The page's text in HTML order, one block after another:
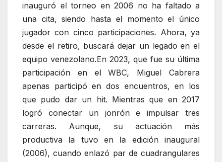
inauguró el torneo en 2006 no ha faltado a
una cita, siendo hasta el momento el único
jugador con cinco participaciones. Ahora, ya
desde el retiro, buscará dejar un legado en el
equipo venezolano.En 2023, que fue su última
participación en el WBC, Miguel Cabrera
apenas participó en dos encuentros, en los
que pudo dar un hit. Mientras que en 2017
logró conectar un jonrón e impulsar tres
carreras. Aunque, su actuación más
productiva la tuvo en la edición inaugural
(2006), cuando enlazó par de cuadrangulares